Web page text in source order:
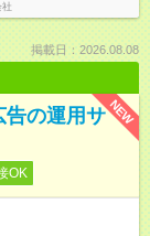
掲載日：2026.08.08
NEW
告の運用サ
OK